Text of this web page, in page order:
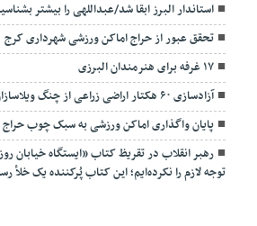
استاندار البرز ابقا شد/عبداللهی را بیشتر
تحقق عبور از حراج اماکن ورزشی شهرداری کرج
۱۷ غرفه برای هنرمندان البرزی
آزادسازی ۶۰ هکتار اراضی زراعی از چنگ ویلاسازان
پایان واگذاری اماکن ورزشی به سبک چوب
رهبر انقلاب در تقریظ کتاب «ایستگاه خیابان
توجه لازم را نکرده‌ایم؛ این کتاب پُرکننده‌ یک خلأ